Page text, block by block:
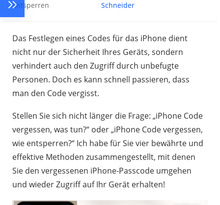
entsperren
Schneider
Das Festlegen eines Codes für das iPhone dient
nicht nur der Sicherheit Ihres Geräts, sondern
verhindert auch den Zugriff durch unbefugte
Personen. Doch es kann schnell passieren, dass
man den Code vergisst.
Stellen Sie sich nicht länger die Frage: „iPhone Code
vergessen, was tun?“ oder „iPhone Code vergessen,
wie entsperren?“ Ich habe für Sie vier bewährte und
effektive Methoden zusammengestellt, mit denen
Sie den vergessenen iPhone-Passcode umgehen
und wieder Zugriff auf Ihr Gerät erhalten!